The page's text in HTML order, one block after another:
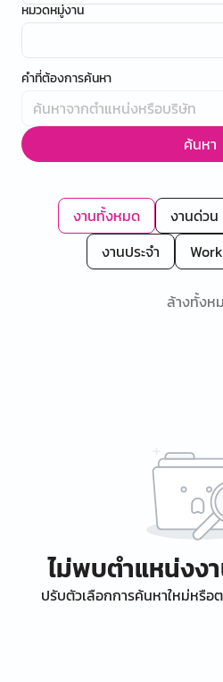
หมวดหมู่งาน
คำที่ต้องการค้นหา
ค้นหา
งานทั้งหมด งานด่วน
งานประจำ
ล้างทั้งห
ไม่พบตำแหน่ง
ปรับตัวเลือกการค้นหาใหม่หรื